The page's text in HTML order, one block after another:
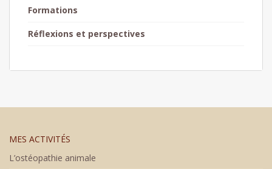
Formations
Réflexions et perspectives
MES ACTIVITÉS
L’ostéopathie animale